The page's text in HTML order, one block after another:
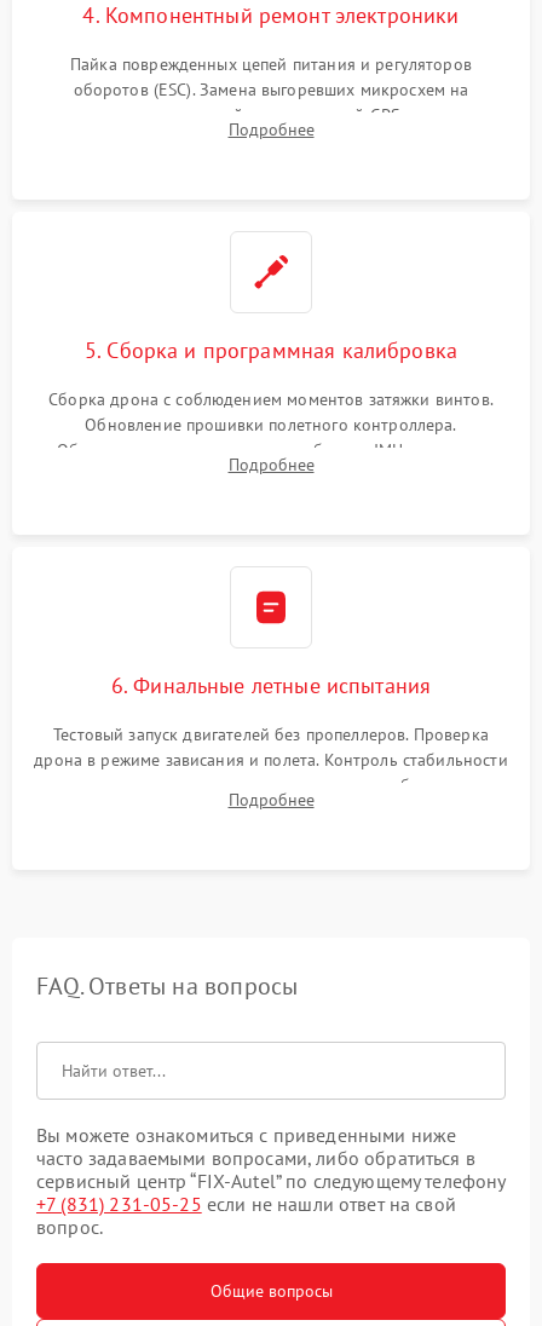
4. Компонентный ремонт электроники
Пайка поврежденных цепей питания и регуляторов
оборотов (ESC). Замена выгоревших микросхем на
материнской плате, модулей GPS
Подробнее
5. Сборка и программная калибровка
Сборка дрона с соблюдением моментов затяжки винтов.
Обновление прошивки полетного контроллера.
Обязательная программная калибровка IMU-сенсоров,
компаса, датчиков позиционирования и горизонта подвеса
Подробнее
6. Финальные летные испытания
Тестовый запуск двигателей без пропеллеров. Проверка
дрона в режиме зависания и полета. Контроль стабильности
удержания точки, качества передачи видео, работы системы
возврата домой (RTH) и дальности радиосвязи.
Подробнее
FAQ. Ответы на вопросы
Вы можете ознакомиться с приведенными ниже
часто задаваемыми вопросами, либо обратиться в
сервисный центр “FIX-Autel” по следующему телефону
+7 (831) 231-05-25 если не нашли ответ на свой
вопрос.
Общие вопросы